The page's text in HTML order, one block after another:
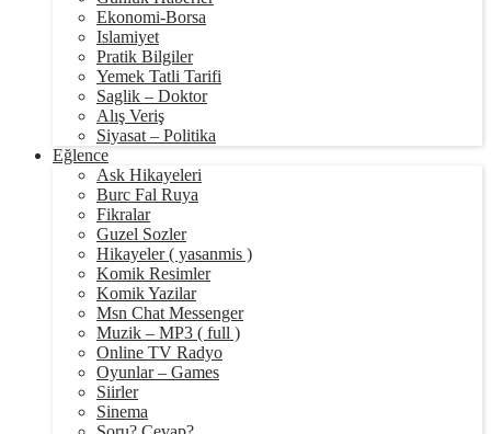
Ekonomi-Borsa
Islamiyet
Pratik Bilgiler
Yemek Tatli Tarifi
Saglik – Doktor
Alış Veriş
Siyasat – Politika
Eğlence
Ask Hikayeleri
Burc Fal Ruya
Fikralar
Guzel Sozler
Hikayeler ( yasanmis )
Komik Resimler
Komik Yazilar
Msn Chat Messenger
Muzik – MP3 ( full )
Online TV Radyo
Oyunlar – Games
Siirler
Sinema